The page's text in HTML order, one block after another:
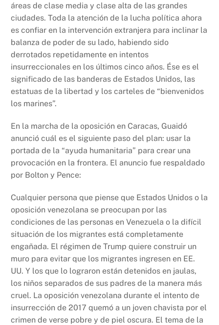
áreas de clase media y clase alta de las grandes
ciudades. Toda la atención de la lucha política ahora
es confiar en la intervención extranjera para inclinar la
balanza de poder de su lado, habiendo sido
derrotados repetidamente en intentos
insurreccionales en los últimos cinco años. Ése es el
significado de las banderas de Estados Unidos, las
estatuas de la libertad y los carteles de “bienvenidos
los marines”.
En la marcha de la oposición en Caracas, Guaidó
anunció cuál es el siguiente paso del plan: usar la
portada de la “ayuda humanitaria” para crear una
provocación en la frontera. El anuncio fue respaldado
por Bolton y Pence:
Cualquier persona que piense que Estados Unidos o la
oposición venezolana se preocupan por las
condiciones de las personas en Venezuela o la difícil
situación de los migrantes está completamente
engañada. El régimen de Trump quiere construir un
muro para evitar que los migrantes ingresen en EE.
UU. Y los que lo lograron están detenidos en jaulas,
los niños separados de sus padres de la manera más
cruel. La oposición venezolana durante el intento de
insurrección de 2017 quemó a un joven chavista por el
crimen de verse pobre y de piel oscura. El tema de la